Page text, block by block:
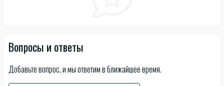
Вопросы и ответы
Добавьте вопрос, и мы ответим в ближайшее время.